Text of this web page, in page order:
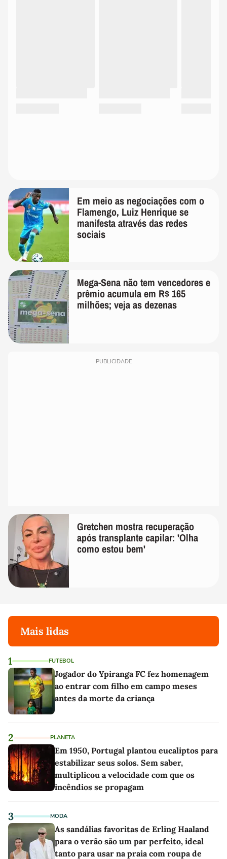
Em meio as negociações com o
Flamengo, Luiz Henrique se
manifesta através das redes
sociais
Mega-Sena não tem vencedores e
prêmio acumula em R$ 165
milhões; veja as dezenas
PUBLICIDADE
Gretchen mostra recuperação
após transplante capilar: 'Olha
como estou bem'
Mais lidas
1 FUTEBOL
Jogador do Ypiranga FC fez homenagem
ao entrar com filho em campo meses
antes da morte da criança
2 PLANETA
Em 1950, Portugal plantou eucaliptos para
estabilizar seus solos. Sem saber,
multiplicou a velocidade com que os
incêndios se propagam
3 MODA
As sandálias favoritas de Erling Haaland
para o verão são um par perfeito, ideal
tanto para usar na praia com roupa de